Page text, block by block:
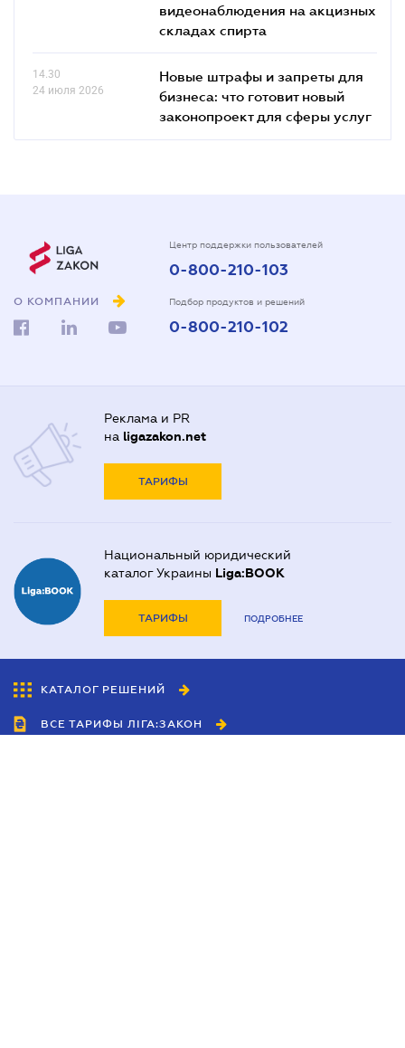
видеонаблюдения на акцизных
складах спирта
14.30
24 июля 2026
Новые штрафы и запреты для
бизнеса: что готовит новый
законопроект для сферы услуг
О КОМПАНИИ
Центр поддержки пользователей
0-800-210-103
Подбор продуктов и решений
0-800-210-102
Реклама и PR
на ligazakon.net
ТАРИФЫ
Национальный юридический
каталог Украины Liga:BOOK
ТАРИФЫ ПОДРОБНЕЕ
КАТАЛОГ РЕШЕНИЙ
ВСЕ ТАРИФЫ ЛІГА:ЗАКОН